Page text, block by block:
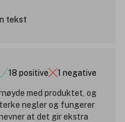
tekst
18 positive 1 negative
med produktet, og
negler og fungerer
at det gir ekstra